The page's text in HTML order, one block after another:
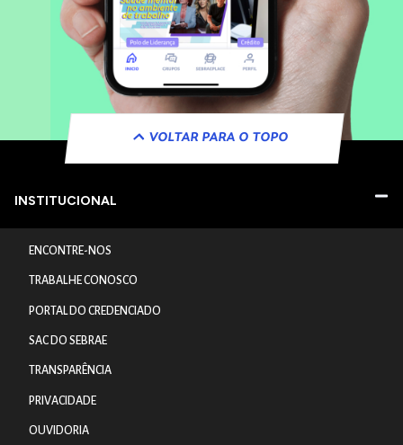
VOLTAR PARA O TOPO
INSTITUCIONAL
ENCONTRE-NOS
TRABALHE CONOSCO
PORTAL DO CREDENCIADO
SAC DO SEBRAE
TRANSPARÊNCIA
PRIVACIDADE
OUVIDORIA